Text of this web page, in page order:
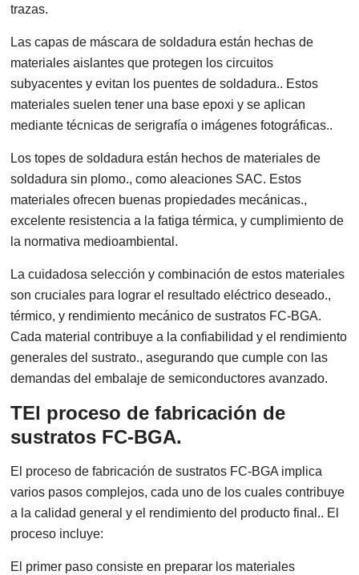
trazas.
Las capas de máscara de soldadura están hechas de
materiales aislantes que protegen los circuitos
subyacentes y evitan los puentes de soldadura.. Estos
materiales suelen tener una base epoxi y se aplican
mediante técnicas de serigrafía o imágenes fotográficas..
Los topes de soldadura están hechos de materiales de
soldadura sin plomo., como aleaciones SAC. Estos
materiales ofrecen buenas propiedades mecánicas.,
excelente resistencia a la fatiga térmica, y cumplimiento de
la normativa medioambiental.
La cuidadosa selección y combinación de estos materiales
son cruciales para lograr el resultado eléctrico deseado.,
térmico, y rendimiento mecánico de sustratos FC-BGA.
Cada material contribuye a la confiabilidad y el rendimiento
generales del sustrato., asegurando que cumple con las
demandas del embalaje de semiconductores avanzado.
TEl proceso de fabricación de
sustratos FC-BGA.
El proceso de fabricación de sustratos FC-BGA implica
varios pasos complejos, cada uno de los cuales contribuye
a la calidad general y el rendimiento del producto final.. El
proceso incluye:
El primer paso consiste en preparar los materiales